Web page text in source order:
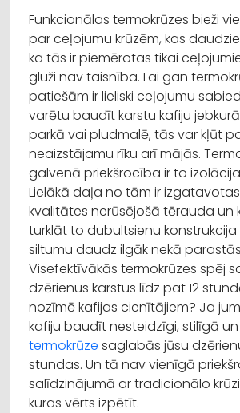
Funkcionālas termokrūzes bieži
par ceļojumu krūzēm, kas
ka tās ir piemērotas tikai
gluži nav taisnība. Lai gan
patiešām ir lieliski ceļojumu
varētu baudīt karstu kafiju
parkā vai pludmalē, tās var kļūt
neaizstājamu rīku arī mājās.
galvenā priekšrocība ir to
Lielākā daļa no tām ir
kvalitātes nerūsējošā tērauda un
turklāt to dubultsienu
siltumu daudz ilgāk nekā
Visefektīvākās termokrūzes spēj
dzērienus karstus līdz pat 12
nozīmē kafijas cienītājiem? Ja
kafiju baudīt nesteidzīgi, stilīgā un
termokrūze saglabās jūsu
stundas. Un tā nav vienīgā
salīdzinājumā ar tradicionālo
kuras vērts izpētīt.